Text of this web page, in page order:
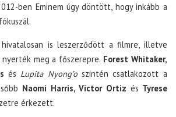
ben Eminem úgy döntött, hogy inkább a
hivatalosan is leszerződött a filmre, illetve
meg a főszerepre. Forest Whitaker,
és Lupita Nyong’oszintén csatlakozott a
Naomi Harris, Victor Ortiz és Tyrese
érkezett.